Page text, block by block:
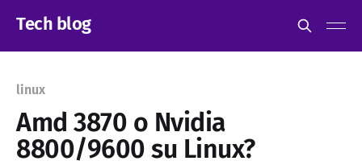
Tech blog
linux
Amd 3870 o Nvidia
8800/9600 su Linux?